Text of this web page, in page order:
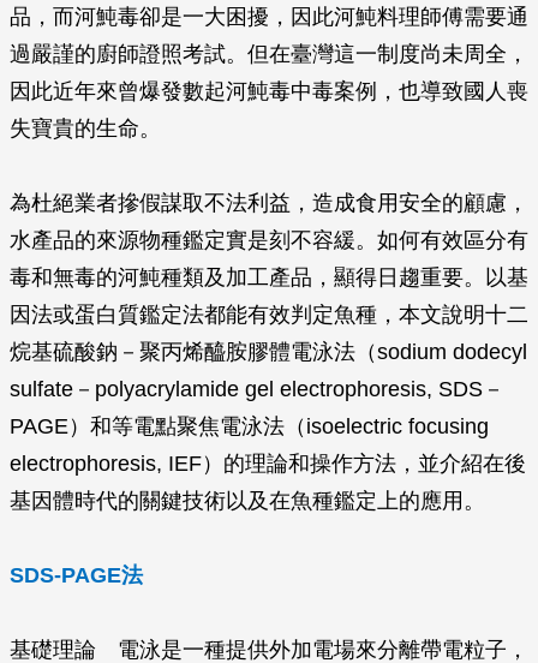
品，而河魨毒卻是一大困擾，因此河魨料理師傅需要通
過嚴謹的廚師證照考試。但在臺灣這一制度尚未周全，
因此近年來曾爆發數起河魨毒中毒案例，也導致國人喪
失寶貴的生命。
為杜絕業者摻假謀取不法利益，造成食用安全的顧慮，
水產品的來源物種鑑定實是刻不容緩。如何有效區分有
毒和無毒的河魨種類及加工產品，顯得日趨重要。以基
因法或蛋白質鑑定法都能有效判定魚種，本文說明十二
烷基硫酸鈉－聚丙烯醯胺膠體電泳法（sodium dodecyl
sulfate－polyacrylamide gel electrophoresis, SDS－
PAGE）和等電點聚焦電泳法（isoelectric focusing
electrophoresis, IEF）的理論和操作方法，並介紹在後
基因體時代的關鍵技術以及在魚種鑑定上的應用。
SDS-PAGE法
基礎理論 電泳是一種提供外加電場來分離帶電粒子，